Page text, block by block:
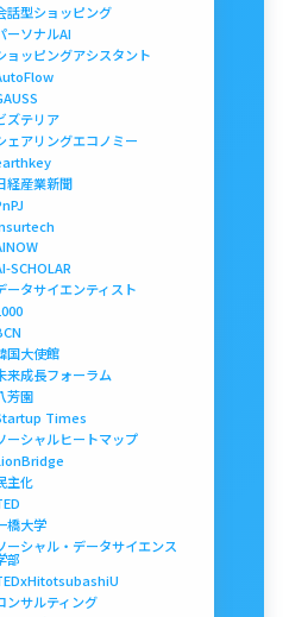
話型ショッピング
ーソナルAI
ョッピングアシスタント
ズテリア
ェアリングエコノミー
経産業新聞
SCHOLAR
ータサイエンティスト
国大使館
来成長フォーラム
芳園
Times
ーシャルヒートマップ
主化
橋大学
ーシャル・データサイエンス
部
ンサルティング